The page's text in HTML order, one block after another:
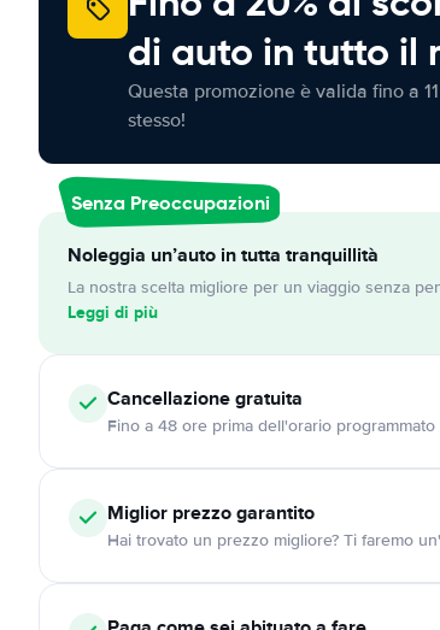
di auto in tutto il
Questa promozione è valida fino a
stesso!
Senza Preoccupazioni
Noleggia un’auto in tutta tranquillità
La nostra scelta migliore per un viaggio senza
Leggi di più
Cancellazionegratuita
Fino a 48 ore prima dell'orario
Miglior prezzo garantito
Hai trovato un prezzo migliore? Ti faremo